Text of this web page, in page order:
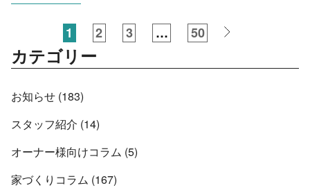
1 2 3 … 50
カテゴリー
お知らせ (183)
スタッフ紹介 (14)
オーナー様向けコラム (5)
家づくりコラム (167)